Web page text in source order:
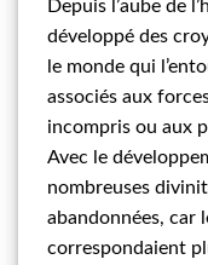
Depuis l’aube de
développé des
le monde qui
associés aux
incompris ou aux
Avec le
nombreuses
abandonnées, car
correspondaient